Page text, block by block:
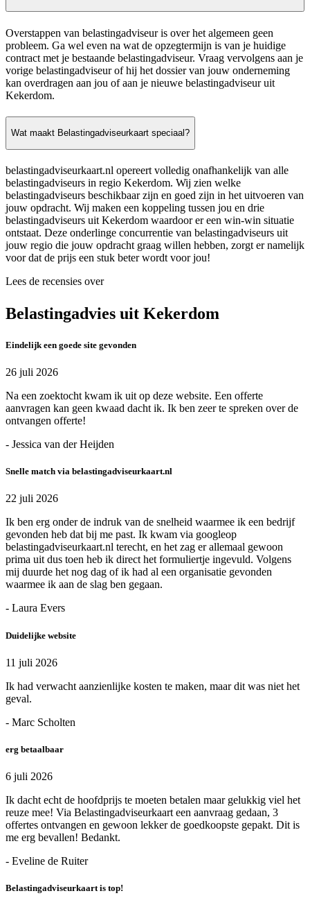
Overstappen van belastingadviseur is over het algemeen geen
probleem. Ga wel even na wat de opzegtermijn is van je huidige
contract met je bestaande belastingadviseur. Vraag vervolgens aan je
vorige belastingadviseur of hij het dossier van jouw onderneming
kan overdragen aan jou of aan je nieuwe belastingadviseur uit
Kekerdom.
Wat maakt Belastingadviseurkaart speciaal?
belastingadviseurkaart.nl opereert volledig onafhankelijk van alle
belastingadviseurs in regio Kekerdom. Wij zien welke
belastingadviseurs beschikbaar zijn en goed zijn in het uitvoeren van
jouw opdracht. Wij maken een koppeling tussen jou en drie
belastingadviseurs uit Kekerdom waardoor er een win-win situatie
ontstaat. Deze onderlinge concurrentie van belastingadviseurs uit
jouw regio die jouw opdracht graag willen hebben, zorgt er namelijk
voor dat de prijs een stuk beter wordt voor jou!
Lees de recensies over
Belastingadvies uit Kekerdom
Eindelijk een goede site gevonden
26 juli 2026
Na een zoektocht kwam ik uit op deze website. Een offerte
aanvragen kan geen kwaad dacht ik. Ik ben zeer te spreken over de
ontvangen offerte!
- Jessica van der Heijden
Snelle match via belastingadviseurkaart.nl
22 juli 2026
Ik ben erg onder de indruk van de snelheid waarmee ik een bedrijf
gevonden heb dat bij me past. Ik kwam via googleop
belastingadviseurkaart.nl terecht, en het zag er allemaal gewoon
prima uit dus toen heb ik direct het formuliertje ingevuld. Volgens
mij duurde het nog dag of ik had al een organisatie gevonden
waarmee ik aan de slag ben gegaan.
- Laura Evers
Duidelijke website
11 juli 2026
Ik had verwacht aanzienlijke kosten te maken, maar dit was niet het
geval.
- Marc Scholten
erg betaalbaar
6 juli 2026
Ik dacht echt de hoofdprijs te moeten betalen maar gelukkig viel het
reuze mee! Via Belastingadviseurkaart een aanvraag gedaan, 3
offertes ontvangen en gewoon lekker de goedkoopste gepakt. Dit is
me erg bevallen! Bedankt.
- Eveline de Ruiter
Belastingadviseurkaart is top!